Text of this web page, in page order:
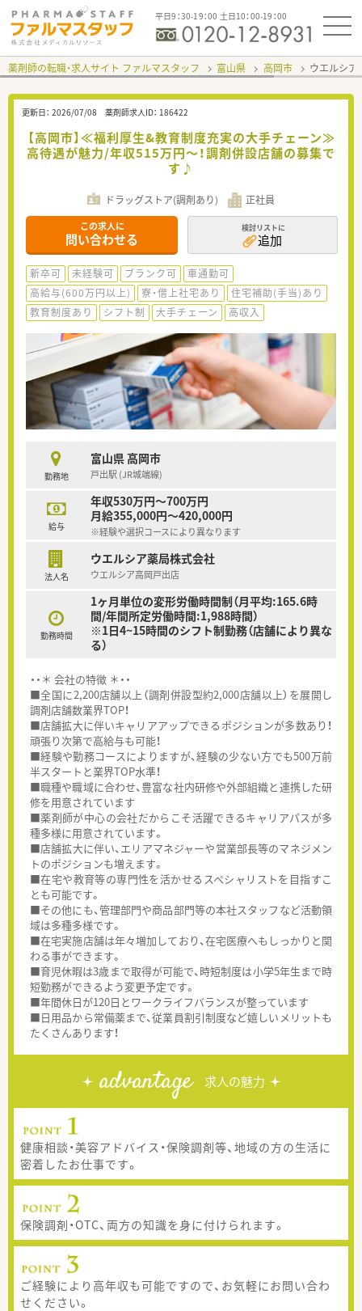
平日9：30-19：00 土日10：00-19：00
薬剤師の転職・求人サイト ファルマスタッフ 富山県 高岡市 ウエルシア
更新日： 2026/07/08 薬剤師求人ID： 186422
【高岡市】≪福利厚生&教育制度充実の大手チェーン≫
高待遇が魅力/年収515万円～！調剤併設店舗の募集で
す♪
ドラッグストア(調剤あり) 正社員
この求人に
問い合わせる
検討リストに
追加
新卒可 未経験可 ブランク可
車通勤可
高給与(600万円以上)
寮・借上社宅あり
住宅補助(手当)あり
教育制度あり
シフト制 大手チェーン 高収入
勤務地
富山県 高岡市
戸出駅 (JR城端線)
給与
年収530万円～700万円
月給355,000円～420,000円
※経験や選択コースにより異なります
法人名
ウエルシア薬局株式会社
ウエルシア高岡戸出店
勤務時間
1ヶ月単位の変形労働時間制（月平均:165.6時
間/年間所定労働時間:1,988時間）
※1日4~15時間のシフト制勤務（店舗により異な
る）
・・＊ 会社の特徴 ＊・・
■全国に2,200店舗以上（調剤併設型約2,000店舗以上）を展開し
調剤店舗数業界TOP！
■店舗拡大に伴いキャリアアップできるポジションが多数あり！
頑張り次第で高給与も可能！
■経験や勤務コースによりますが、経験の少ない方でも500万前
半スタートと業界TOP水準！
■職種や職域に合わせ、豊富な社内研修や外部組織と連携した研
修を用意されています
■薬剤師が中心の会社だからこそ活躍できるキャリアパスが多
種多様に用意されています。
■店舗拡大に伴い、エリアマネジャーや営業部長等のマネジメン
トのポジションも増えます。
■在宅や教育等の専門性を活かせるスペシャリストを目指すこ
とも可能です。
■その他にも、管理部門や商品部門等の本社スタッフなど活動領
域は多種多様です。
■在宅実施店舗は年々増加しており、在宅医療へもしっかりと関
わる事ができます。
■育児休暇は3歳まで取得が可能で、時短制度は小学5年生まで時
短勤務ができるよう変更予定です。
■年間休日が120日とワークライフバランスが整っています
■日用品から常備薬まで、従業員割引制度など嬉しいメリットも
たくさんあります！
advantage 求人の魅力
健康相談・美容アドバイス・保険調剤等、地域の方の生活に
密着したお仕事です。
保険調剤・OTC、両方の知識を身に付けられます。
ご経験により高年収も可能ですので、お気軽にお問い合わ
せください。